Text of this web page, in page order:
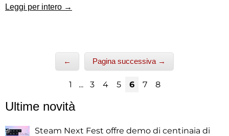
Leggi per intero →
← Pagina successiva →
1 ... 3 4 5 6 7 8
Ultime novità
Steam Next Fest offre demo di centinaia di